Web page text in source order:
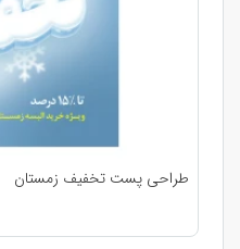
طراحی پست تخفیف زمستان